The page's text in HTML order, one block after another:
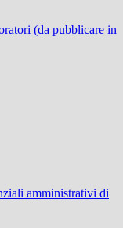
(da pubblicare in
amministrativi di